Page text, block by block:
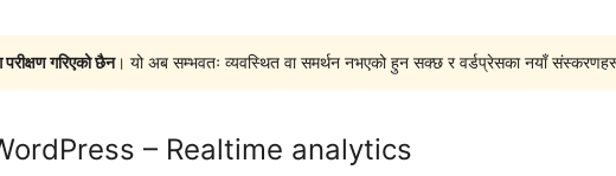
गरिएको छैन। यो अब सम्भवतः व्यवस्थित वा समर्थन नभएको हुन सक्छ र वर्डप्रेसका नयाँ
– Realtime analytics